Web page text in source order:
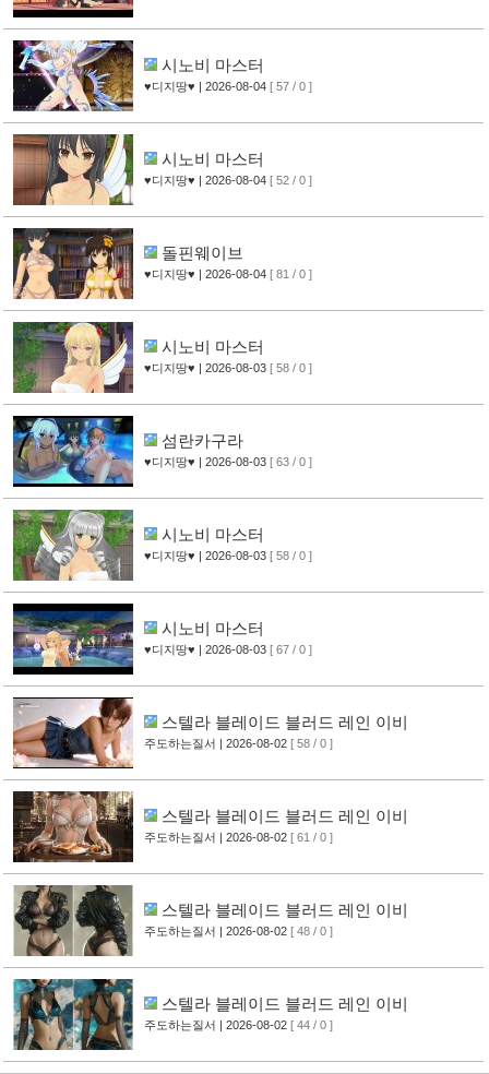
시노비 마스터
♥디지땅♥ | 2026-08-04 [ 57 / 0 ]
시노비 마스터
♥디지땅♥ | 2026-08-04 [ 52 / 0 ]
돌핀웨이브
♥디지땅♥ | 2026-08-04 [ 81 / 0 ]
시노비 마스터
♥디지땅♥ | 2026-08-03 [ 58 / 0 ]
섬란카구라
♥디지땅♥ | 2026-08-03 [ 63 / 0 ]
시노비 마스터
♥디지땅♥ | 2026-08-03 [ 58 / 0 ]
시노비 마스터
♥디지땅♥ | 2026-08-03 [ 67 / 0 ]
스텔라 블레이드 블러드 레인 이비
주도하는질서 | 2026-08-02 [ 58 / 0 ]
스텔라 블레이드 블러드 레인 이비
주도하는질서 | 2026-08-02 [ 61 / 0 ]
스텔라 블레이드 블러드 레인 이비
주도하는질서 | 2026-08-02 [ 48 / 0 ]
스텔라 블레이드 블러드 레인 이비
주도하는질서 | 2026-08-02 [ 44 / 0 ]